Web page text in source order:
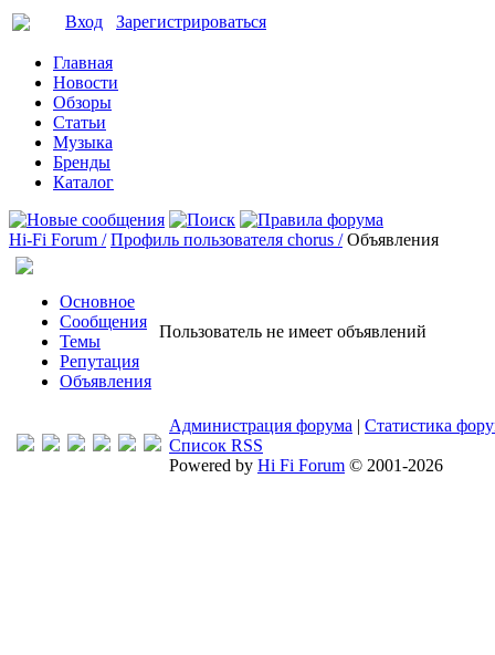
Вход Зарегистрироваться
Главная
Новости
Обзоры
Статьи
Музыка
Бренды
Каталог
Hi-Fi Forum / Профиль пользователя chorus / Объявления
Основное
Сообщения
Темы
Репутация
Объявления
Пользователь не имеет объявлений
Администрация форума | Статистика
Список RSS
Powered by Hi Fi Forum © 2001-2026